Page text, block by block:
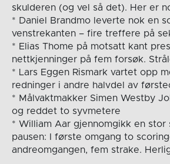
skulderen (og vel så det). Her er
* Daniel Brandmo leverte nok en
venstrekanten – fire treffere på
* Elias Thome på motsatt kant
nettkjenninger på fem forsøk.
* Lars Eggen Rismark vartet opp
redninger i andre halvdel av
* Målvaktmakker Simen Westby
og reddet to syvmetere
* William Aar gjennomgikk en stor
pausen: I første omgang to
andreomgangen, fem strake.